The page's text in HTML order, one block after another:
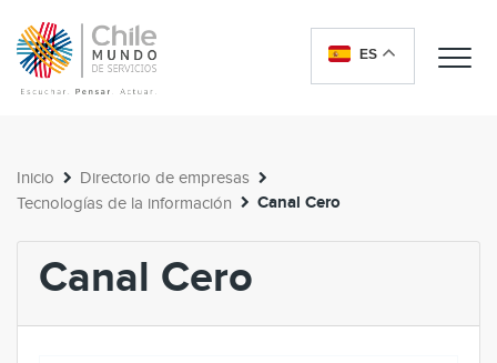
ES
Inicio
Directorio de empresas
Tecnologías de la información
Canal Cero
Canal Cero